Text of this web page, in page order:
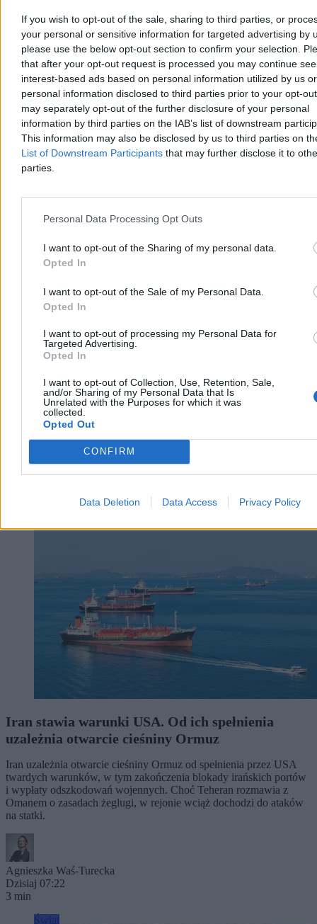
If you wish to opt-out of the sale, sharing to third parties, or
your personal or sensitive information for targeted advertising by
please use the below opt-out section to confirm your selection.
that after your opt-out request is processed you may continue
interest-based ads based on personal information utilized by us or
personal information disclosed to third parties prior to your opt-
may separately opt-out of the further disclosure of your personal
information by third parties on the IAB’s list of downstream
This information may also be disclosed by us to third parties on
List of Downstream Participants that may further disclose it to
parties.
Personal Data Processing Opt Outs
I want to opt-out of the Sharing of my personal data.
Opted In
I want to opt-out of the Sale of my Personal Data.
Opted In
I want to opt-out of processing my Personal Data for
Targeted Advertising.
Opted In
I want to opt-out of Collection, Use, Retention, Sale,
and/or Sharing of my Personal Data that Is
Unrelated with the Purposes for which it was
collected.
Opted Out
CONFIRM
Data Deletion Data Access Privacy Policy
Incydent w parlamencie Kosowa. Premier
obrzucony jajkami
Obrady parlamentu w Kosowie zakończyły się skandalem. Premier
Albin Kurti został obrzucony jajkami przez posłankę opozycji Time
Agnieszka Waś-Turecka
Reklama
Reklama
Iran stawia warunki USA. Od ich spełnienia
uzależnia otwarcie cieśniny Ormuz
Iran uzależnia otwarcie cieśniny Ormuz od spełnienia przez USA
twardych warunków, w tym zakończenia blokady irańskich portów
i wypłaty odszkodowań wojennych. Choć Teheran rozmawia z
Omanem o zasadach żeglugi, w rejonie wciąż dochodzi do ataków
na statki.
Agnieszka Waś-Turecka
Dzisiaj 07:22
3 min